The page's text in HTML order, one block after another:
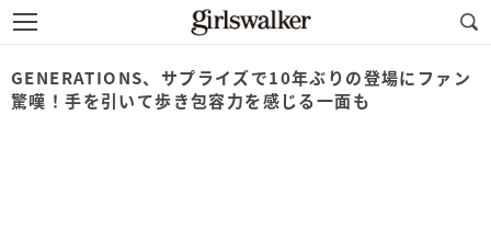
GENERATIONS、サプライズで10年ぶりの登場にファン
驚嘆！手を引いて歩き包容力を感じる一面も